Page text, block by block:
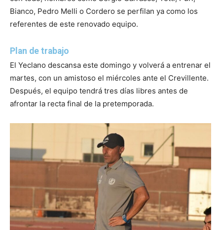
Bianco, Pedro Melli o Cordero se perfilan ya como los
referentes de este renovado equipo.
Plan de trabajo
El Yeclano descansa este domingo y volverá a entrenar el
martes, con un amistoso el miércoles ante el Crevillente.
Después, el equipo tendrá tres días libres antes de
afrontar la recta final de la pretemporada.